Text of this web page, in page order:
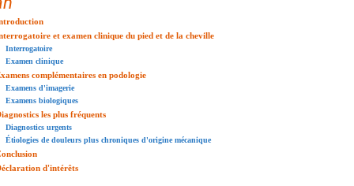
et examen clinique du pied et de la cheville
Interrogatoire
Examen clinique
complémentaires en podologie
Examens d'imagerie
Examens biologiques
les plus fréquents
Diagnostics urgents
Étiologies de douleurs plus chroniques d'origine mécanique
d'intérêts